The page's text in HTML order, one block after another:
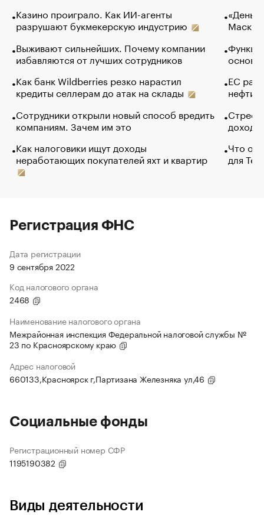
Казино проиграло. Как ИИ-агенты
разрушают букмекерскую индустрию
Выживают сильнейших. Почему компании
избавляются от лучших сотрудников
Как банк Wildberries резко нарастил
кредиты селлерам до атак на склады
Сотрудники открыли новый способ вредить
компаниям. Зачем им это
Как налоговики ищут доходы
неработающих покупателей яхт и квартир
Маск в
основ
ЕС
нефти
Что
для
Регистрация ФНС
Дата регистрации
9 сентября 2022
Код налогового органа
2468
Наименование налогового органа
Межрайонная инспекция Федеральной налоговой службы №
23 по Красноярскому краю
Адрес налоговой
660133,Красноярск г,Партизана Железняка ул,46
Социальные фонды
Регистрационный номер СФР
1195190382
Виды деятельности